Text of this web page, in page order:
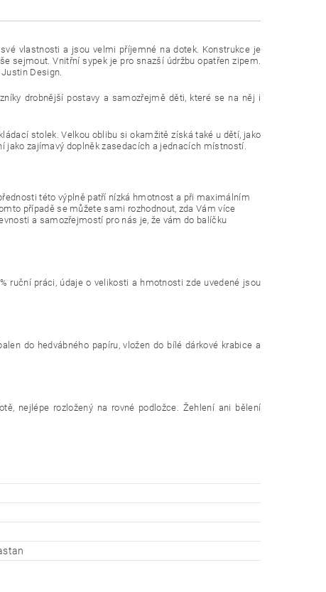
vlastnosti a jsou velmi příjemné na dotek. Konstrukce je
sejmout. Vnitřní sypek je pro snazší údržbu opatřen zipem.
Design.
drobnější postavy a samozřejmě děti, které se na něj i
stolek. Velkou oblibu si okamžitě získá také u dětí, jako
jako zajímavý doplněk zasedacích a jednacích místností.
této výplně patří nízká hmotnost a při maximálním
případě se můžete sami rozhodnout, zda Vám více
a samozřejmostí pro nás je, že vám do balíčku
ruční práci, údaje o velikosti a hmotnosti zde uvedené jsou
do hedvábného papíru, vložen do bílé dárkové krabice a
nejlépe rozložený na rovné podložce. Žehlení ani bělení